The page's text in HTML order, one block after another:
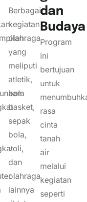
Berbagai
kegiatan
olahraga
yang
meliputi
atletik,
bola
basket,
sepak
bola,
voli,
dan
olahraga
lainnya
dan
Budaya
Program
ini
bertujuan
untuk
rasa
cinta
tanah
air
melalui
kegiatan
seperti